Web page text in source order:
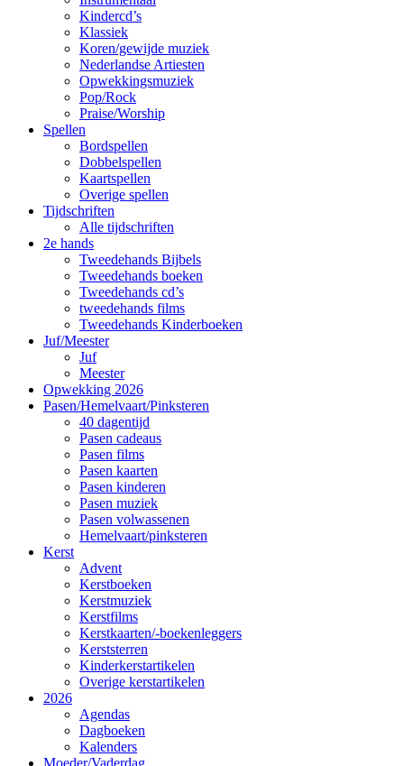
Kindercd’s
Klassiek
Koren/gewijde muziek
Nederlandse Artiesten
Opwekkingsmuziek
Pop/Rock
Praise/Worship
Spellen
Bordspellen
Dobbelspellen
Kaartspellen
Overige spellen
Tijdschriften
Alle tijdschriften
2e hands
Tweedehands Bijbels
Tweedehands boeken
Tweedehands cd’s
tweedehands films
Tweedehands Kinderboeken
Juf/Meester
Juf
Meester
Opwekking 2026
Pasen/Hemelvaart/Pinksteren
40 dagentijd
Pasen cadeaus
Pasen films
Pasen kaarten
Pasen kinderen
Pasen muziek
Pasen volwassenen
Hemelvaart/pinksteren
Kerst
Advent
Kerstboeken
Kerstmuziek
Kerstfilms
Kerstkaarten/-boekenleggers
Kerststerren
Kinderkerstartikelen
Overige kerstartikelen
2026
Agendas
Dagboeken
Kalenders
Moeder/Vaderdag